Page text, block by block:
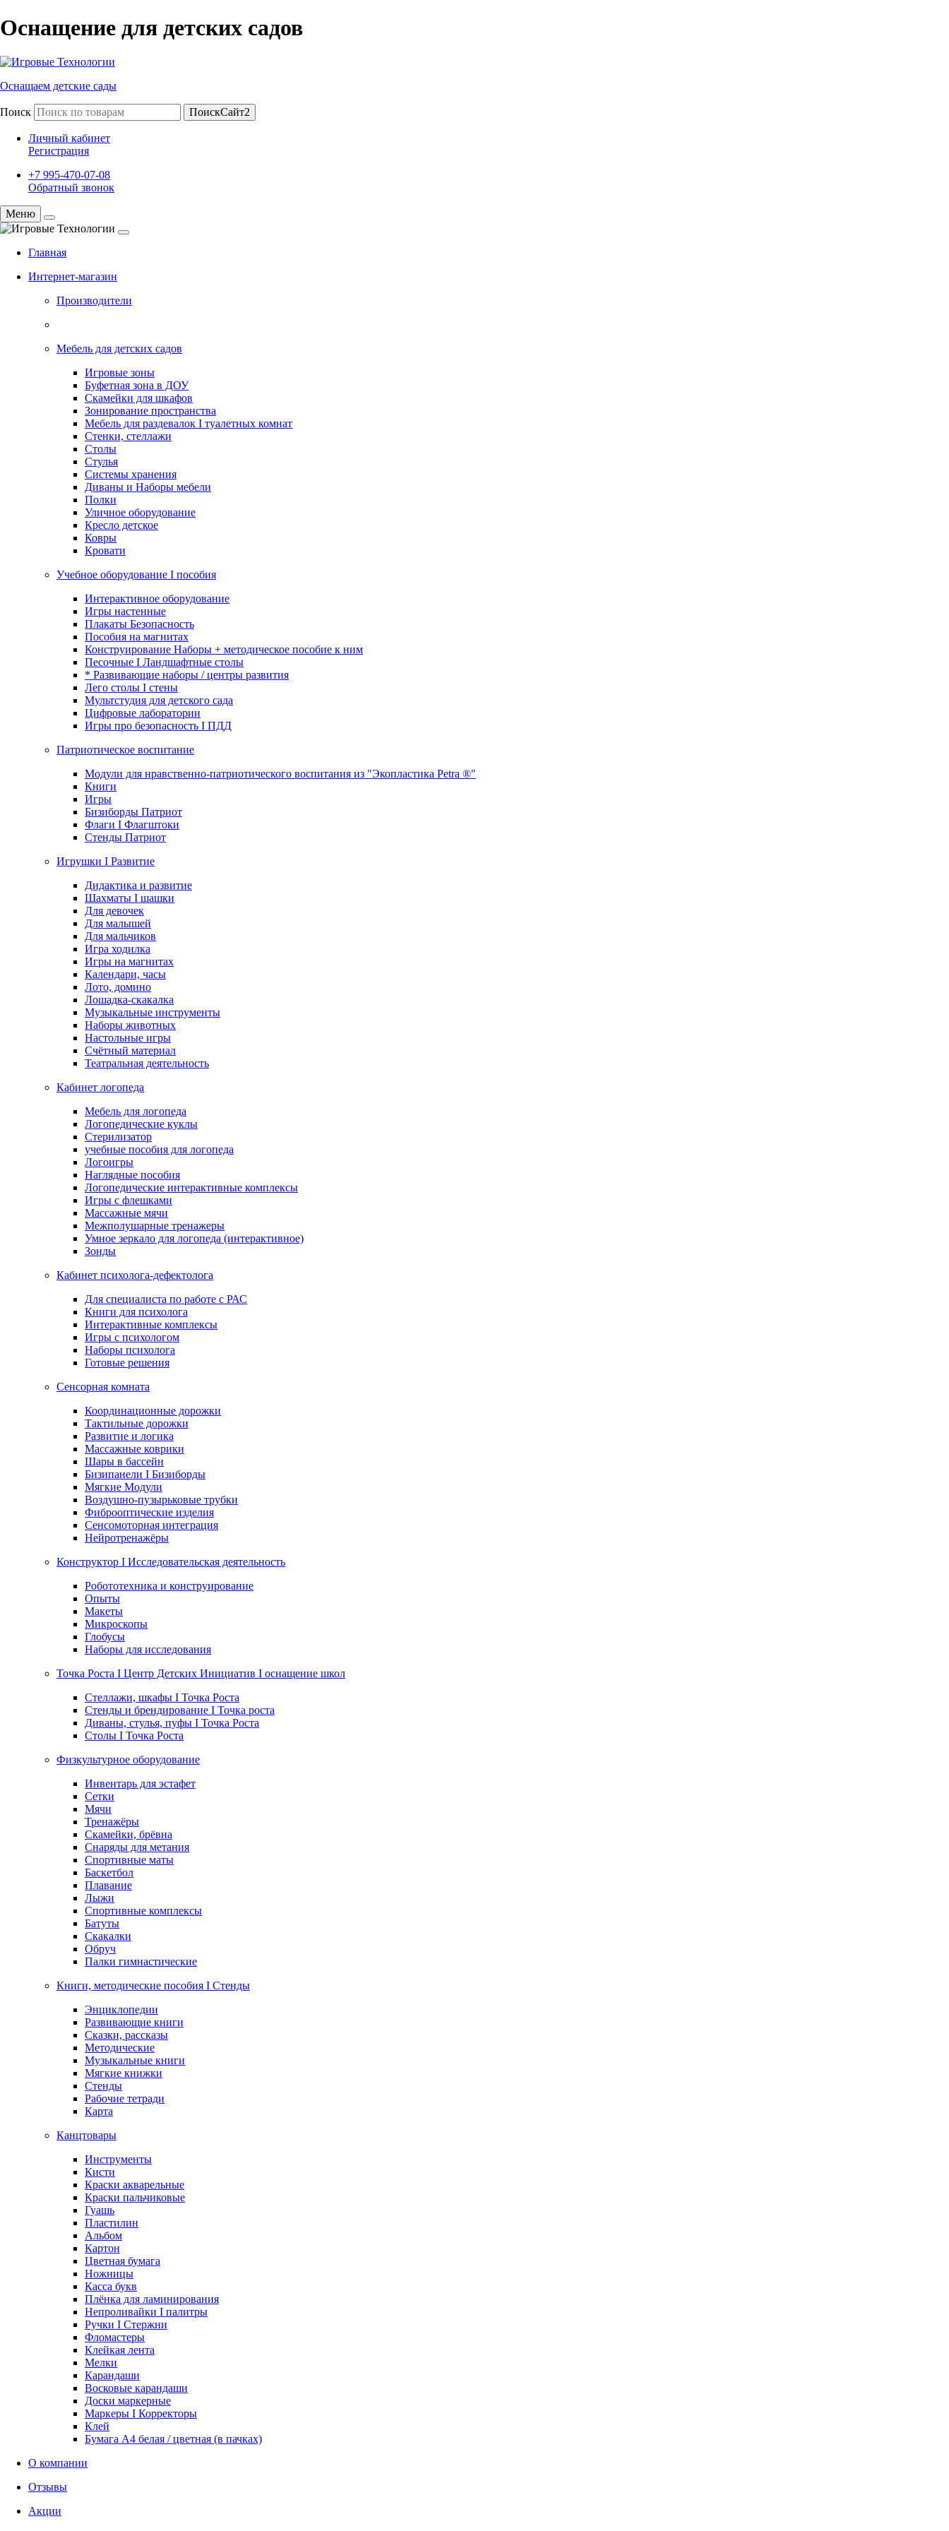
Оснащение для детских садов
Оснащаем детские сады
Поиск ПоискСайт2
Личный кабинет
Регистрация
+7 995-470-07-08
Обратный звонок
Меню
Главная
Интернет-магазин
Производители
Мебель для детских садов
Игровые зоны
Буфетная зона в ДОУ
Скамейки для шкафов
Зонирование пространства
Мебель для раздевалок I туалетных комнат
Стенки, стеллажи
Столы
Стулья
Системы хранения
Диваны и Наборы мебели
Полки
Уличное оборудование
Кресло детское
Ковры
Кровати
Учебное оборудование I пособия
Интерактивное оборудование
Игры настенные
Плакаты Безопасность
Пособия на магнитах
Конструирование Наборы + методическое пособие к ним
Песочные I Ландшафтные столы
* Развивающие наборы / центры развития
Лего столы I стены
Мультстудия для детского сада
Цифровые лаборатории
Игры про безопасность I ПДД
Патриотическое воспитание
Модули для нравственно-патриотического воспитания из "Экопластика Petra ®"
Книги
Игры
Бизиборды Патриот
Флаги I Флагштоки
Стенды Патриот
Игрушки I Развитие
Дидактика и развитие
Шахматы I шашки
Для девочек
Для малышей
Для мальчиков
Игра ходилка
Игры на магнитах
Календари, часы
Лото, домино
Лошадка-скакалка
Музыкальные инструменты
Наборы животных
Настольные игры
Счётный материал
Театральная деятельность
Кабинет логопеда
Мебель для логопеда
Логопедические куклы
Стерилизатор
учебные пособия для логопеда
Логоигры
Наглядные пособия
Логопедические интерактивные комплексы
Игры с флешками
Массажные мячи
Межполушарные тренажеры
Умное зеркало для логопеда (интерактивное)
Зонды
Кабинет психолога-дефектолога
Для специалиста по работе с РАС
Книги для психолога
Интерактивные комплексы
Игры с психологом
Наборы психолога
Готовые решения
Сенсорная комната
Координационные дорожки
Тактильные дорожки
Развитие и логика
Массажные коврики
Шары в бассейн
Бизипанели I Бизиборды
Мягкие Модули
Воздушно-пузырьковые трубки
Фиброоптические изделия
Сенсомоторная интеграция
Нейротренажёры
Конструктор I Исследовательская деятельность
Робототехника и конструирование
Опыты
Макеты
Микроскопы
Глобусы
Наборы для исследования
Точка Роста I Центр Детских Инициатив I оснащение школ
Стеллажи, шкафы I Точка Роста
Стенды и брендирование I Точка роста
Диваны, стулья, пуфы I Точка Роста
Столы I Точка Роста
Физкультурное оборудование
Инвентарь для эстафет
Сетки
Мячи
Тренажёры
Скамейки, брёвна
Снаряды для метания
Спортивные маты
Баскетбол
Плавание
Лыжи
Спортивные комплексы
Батуты
Скакалки
Обруч
Палки гимнастические
Книги, методические пособия I Стенды
Энциклопедии
Развивающие книги
Сказки, рассказы
Методические
Музыкальные книги
Мягкие книжки
Стенды
Рабочие тетради
Карта
Канцтовары
Инструменты
Кисти
Краски акварельные
Краски пальчиковые
Гуашь
Пластилин
Альбом
Картон
Цветная бумага
Ножницы
Касса букв
Плёнка для ламинирования
Непроливайки I палитры
Ручки I Стержни
Фломастеры
Клейкая лента
Мелки
Карандаши
Восковые карандаши
Доски маркерные
Маркеры I Корректоры
Клей
Бумага А4 белая / цветная (в пачках)
О компании
Отзывы
Акции